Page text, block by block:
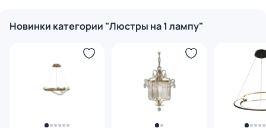
Новинки категории "Люстры на 1 лампу"